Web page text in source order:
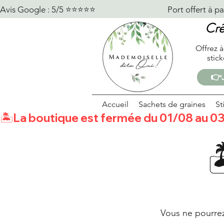
Avis Google : 5/5 ⭐️⭐️⭐️⭐️⭐️
Offrez
Accueil Sachets de graines
🏝️La boutique est fermée du 01/08 au
Vous ne